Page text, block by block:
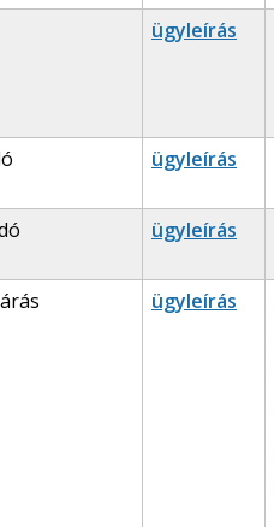
ügyleírás
ügyleírás
ügyleírás
ügyleírás